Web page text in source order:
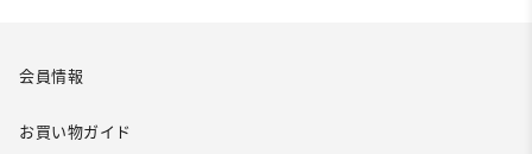
会員情報
お買い物ガイド